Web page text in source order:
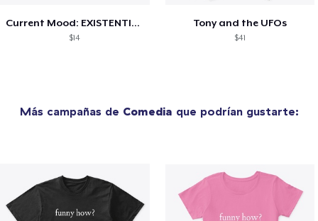
Current Mood: EXISTENTIAL CRISIS
$14
Tony and the UFOs
$41
Más campañas de Comedia que podrían gustarte: